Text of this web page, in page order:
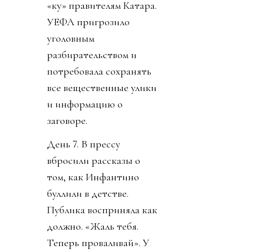
«ку» правителям Катара.
УЕФА пригрозило
уголовным
разбирательством и
потребовала сохранять
все вещественные улики
и информацию о
заговоре.
День 7. В прессу
вбросили рассказы о
том, как Инфантино
буллили в детстве.
Публика восприняла как
должно. «Жаль тебя.
Теперь проваливай». У